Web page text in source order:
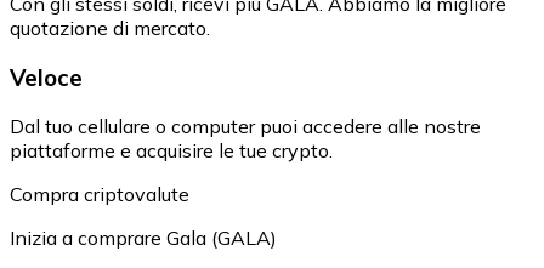
quotazione di mercato.
Veloce
Dal tuo cellulare o computer puoi accedere alle nostre
piattaforme e acquisire le tue crypto.
Compra criptovalute
Inizia a comprare Gala (GALA)